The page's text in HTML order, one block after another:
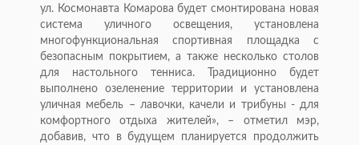
ул. Космонавта Комарова будет смонтирована новая
система уличного освещения, установлена
многофункциональная спортивная площадка с
безопасным покрытием, а также несколько столов
для настольного тенниса. Традиционно будет
выполнено озеленение территории и установлена
уличная мебель – лавочки, качели и трибуны - для
комфортного отдыха жителей», – отметил мэр,
добавив, что в будущем планируется продолжить